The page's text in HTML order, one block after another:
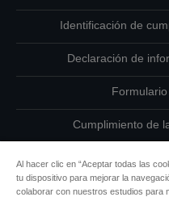
Identificación de
Declaración de
Cumplimiento de
Al hacer clic en “Aceptar todas las
tu dispositivo para mejorar la
colaborar con nuestros estudios para